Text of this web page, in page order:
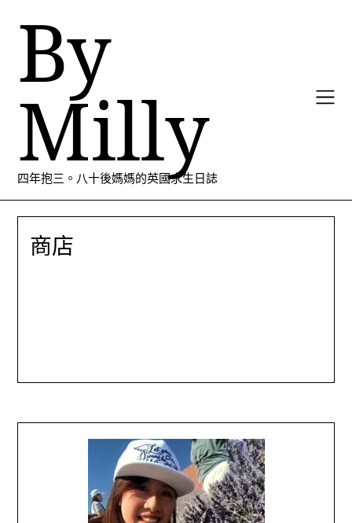
By
Milly
四年抱三。八十後媽媽的英國求生日誌
商店